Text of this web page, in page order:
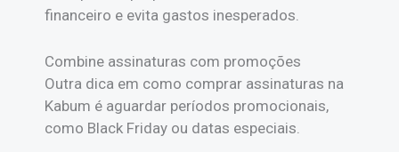
financeiro e evita gastos inesperados.
Combine assinaturas com promoções
Outra dica em como comprar assinaturas na
Kabum é aguardar períodos promocionais,
como Black Friday ou datas especiais.